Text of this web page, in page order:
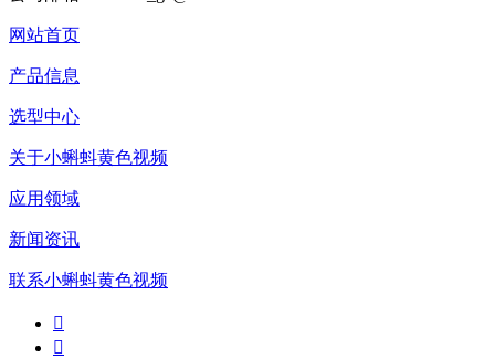
网站首页
产品信息
选型中心
关于小蝌蚪黄色视频
应用领域
新闻资讯
联系小蝌蚪黄色视频

